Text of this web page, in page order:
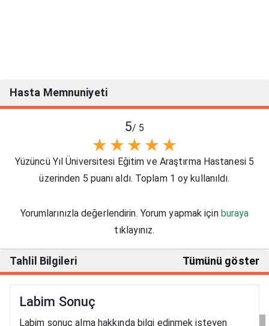
Hasta Memnuniyeti
5/ 5
★
★
★
★
★
Yüzüncü Yıl Üniversitesi Eğitim ve Araştırma Hastanesi 5
üzerinden 5 puanı aldı. Toplam 1 oy kullanıldı.
Yorumlarınızla değerlendirin. Yorum yapmak için buraya
tıklayınız.
Tahlil Bilgileri Tümünü göster
Labim Sonuç
Labim sonuç alma hakkında bilgi edinmek isteyen